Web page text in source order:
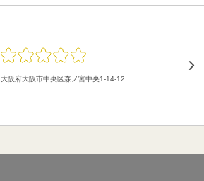
大阪府大阪市中央区森ノ宮中央1-14-12